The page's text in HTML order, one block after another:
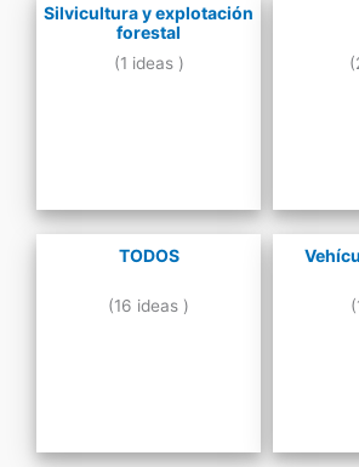
Silvicultura y explotación
forestal
(1 ideas )
TODOS
(16 ideas )